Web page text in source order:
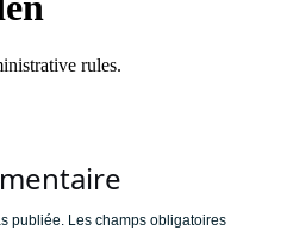
publiée. Les champs obligatoires